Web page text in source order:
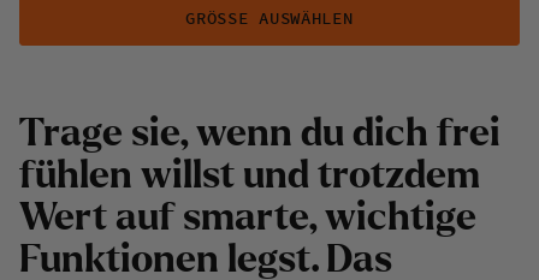
GRÖSSE AUSWÄHLEN
Trage sie, wenn du dich frei
fühlen willst und trotzdem
Wert auf smarte, wichtige
Funktionen legst. Das